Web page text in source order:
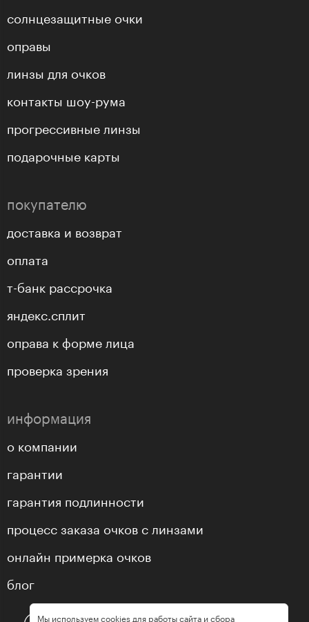
солнцезащитные очки
оправы
линзы для очков
контакты шоу-рума
прогрессивные линзы
подарочные карты
покупателю
доставка и возврат
оплата
т-банк рассрочка
яндекс.сплит
оправа к форме лица
проверка зрения
информация
о компании
гарантии
гарантия подлинности
процесс заказа очков с линзами
онлайн примерка очков
блог
Мы используем cookies для работы сайта и сбора